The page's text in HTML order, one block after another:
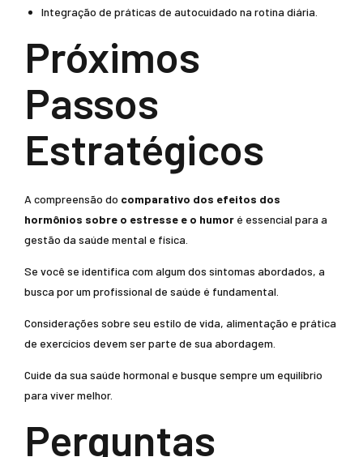
Integração de práticas de autocuidado na rotina diária.
Próximos
Passos
Estratégicos
A compreensão do comparativo dos efeitos dos
hormônios sobre o estresse e o humor é essencial para a
gestão da saúde mental e física.
Se você se identifica com algum dos sintomas abordados, a
busca por um profissional de saúde é fundamental.
Considerações sobre seu estilo de vida, alimentação e prática
de exercícios devem ser parte de sua abordagem.
Cuide da sua saúde hormonal e busque sempre um equilíbrio
para viver melhor.
Perguntas